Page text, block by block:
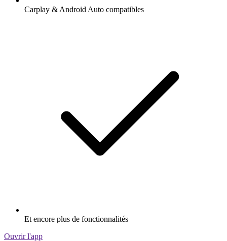
Carplay & Android Auto compatibles
Et encore plus de fonctionnalités
Ouvrir l'app